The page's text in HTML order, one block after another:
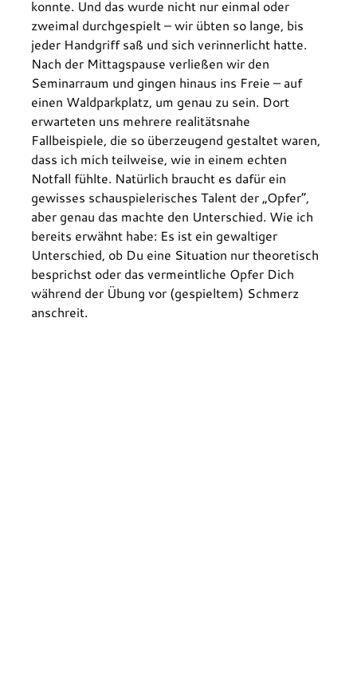
konnte. Und das wurde nicht nur einmal oder
zweimal durchgespielt – wir übten so lange, bis
jeder Handgriff saß und sich verinnerlicht hatte.
Nach der Mittagspause verließen wir den
Seminarraum und gingen hinaus ins Freie – auf
einen Waldparkplatz, um genau zu sein. Dort
erwarteten uns mehrere realitätsnahe
Fallbeispiele, die so überzeugend gestaltet waren,
dass ich mich teilweise, wie in einem echten
Notfall fühlte. Natürlich braucht es dafür ein
gewisses schauspielerisches Talent der „Opfer“,
aber genau das machte den Unterschied. Wie ich
bereits erwähnt habe: Es ist ein gewaltiger
Unterschied, ob Du eine Situation nur theoretisch
besprichst oder das vermeintliche Opfer Dich
während der Übung vor (gespieltem) Schmerz
anschreit.